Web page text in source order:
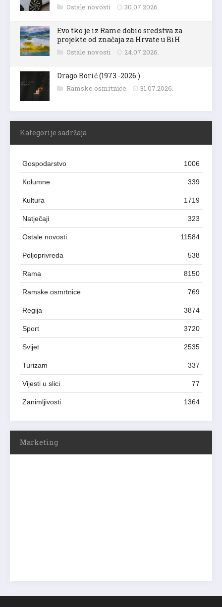
Ostale novosti 30.07.2026.
Evo tko je iz Rame dobio sredstva za
projekte od značaja za Hrvate u BiH
Ostale novosti 24.07.2026.
Drago Borić (1973.-2026.)
Ramske osmrtnice 31.07.2026.
Kategorije sadržaja
Gospodarstvo 1006
Kolumne 339
Kultura 1719
Natječaji 323
Ostale novosti 11584
Poljoprivreda 538
Rama 8150
Ramske osmrtnice 769
Regija 3874
Sport 3720
Svijet 2535
Turizam 337
Vijesti u slici 77
Zanimljivosti 1364
Marketing